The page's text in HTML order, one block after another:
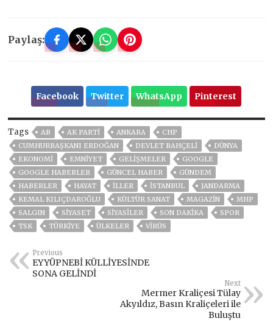
Paylaş:
Facebook Twitter WhatsApp Pinterest
Tags AB AK PARTİ ANKARA
CHP
CUMHURBAŞKANI ERDOĞAN
DEVLET BAHÇELİ
DÜNYA
EKONOMİ
EMNİYET GELIŞMELER
GOOGLE
GOOGLE HABERLER
GÜNCEL HABER
GÜNDEM
HABERLER
HAYAT İLLER ISTANBUL
JANDARMA
KEMAL KILIÇDAROĞLU
KÜLTÜR SANAT MAGAZİN
MHP
SALGIN
SİYASET SİYASİLER SON DAKIKA
SPOR
TSK
TÜRKİYE ÜLKELER VIRÜS
Previous
EYYÜPNEBİ KÜLLİYESİNDE
SONA GELİNDİ
Next
Mermer Kraliçesi Tülay
Akyıldız, Basın Kraliçeleri ile
Buluştu